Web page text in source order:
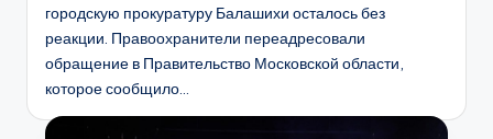
городскую прокуратуру Балашихи осталось без
реакции. Правоохранители переадресовали
обращение в Правительство Московской области,
которое сообщило…